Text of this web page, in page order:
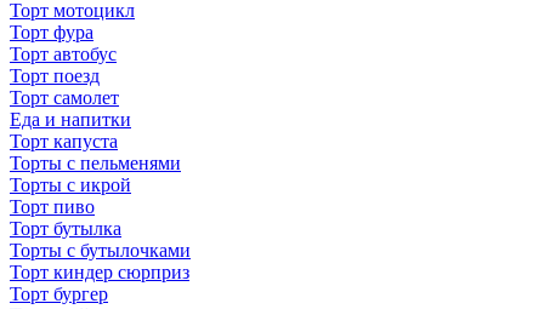
Торт мотоцикл
Торт фура
Торт автобус
Торт поезд
Торт самолет
Еда и напитки
Торт капуста
Торты с пельменями
Торты с икрой
Торт пиво
Торт бутылка
Торты с бутылочками
Торт киндер сюрприз
Торт бургер